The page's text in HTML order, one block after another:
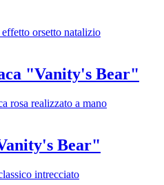
"Vanity's Bear"
Bear"